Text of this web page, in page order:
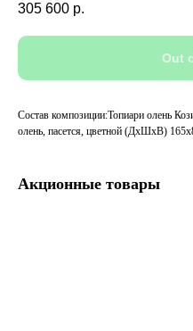
305 600 р.
Out
Состав композиции:Топиари олень
олень, пасется, цветной (ДхШхВ)
Акционные товары